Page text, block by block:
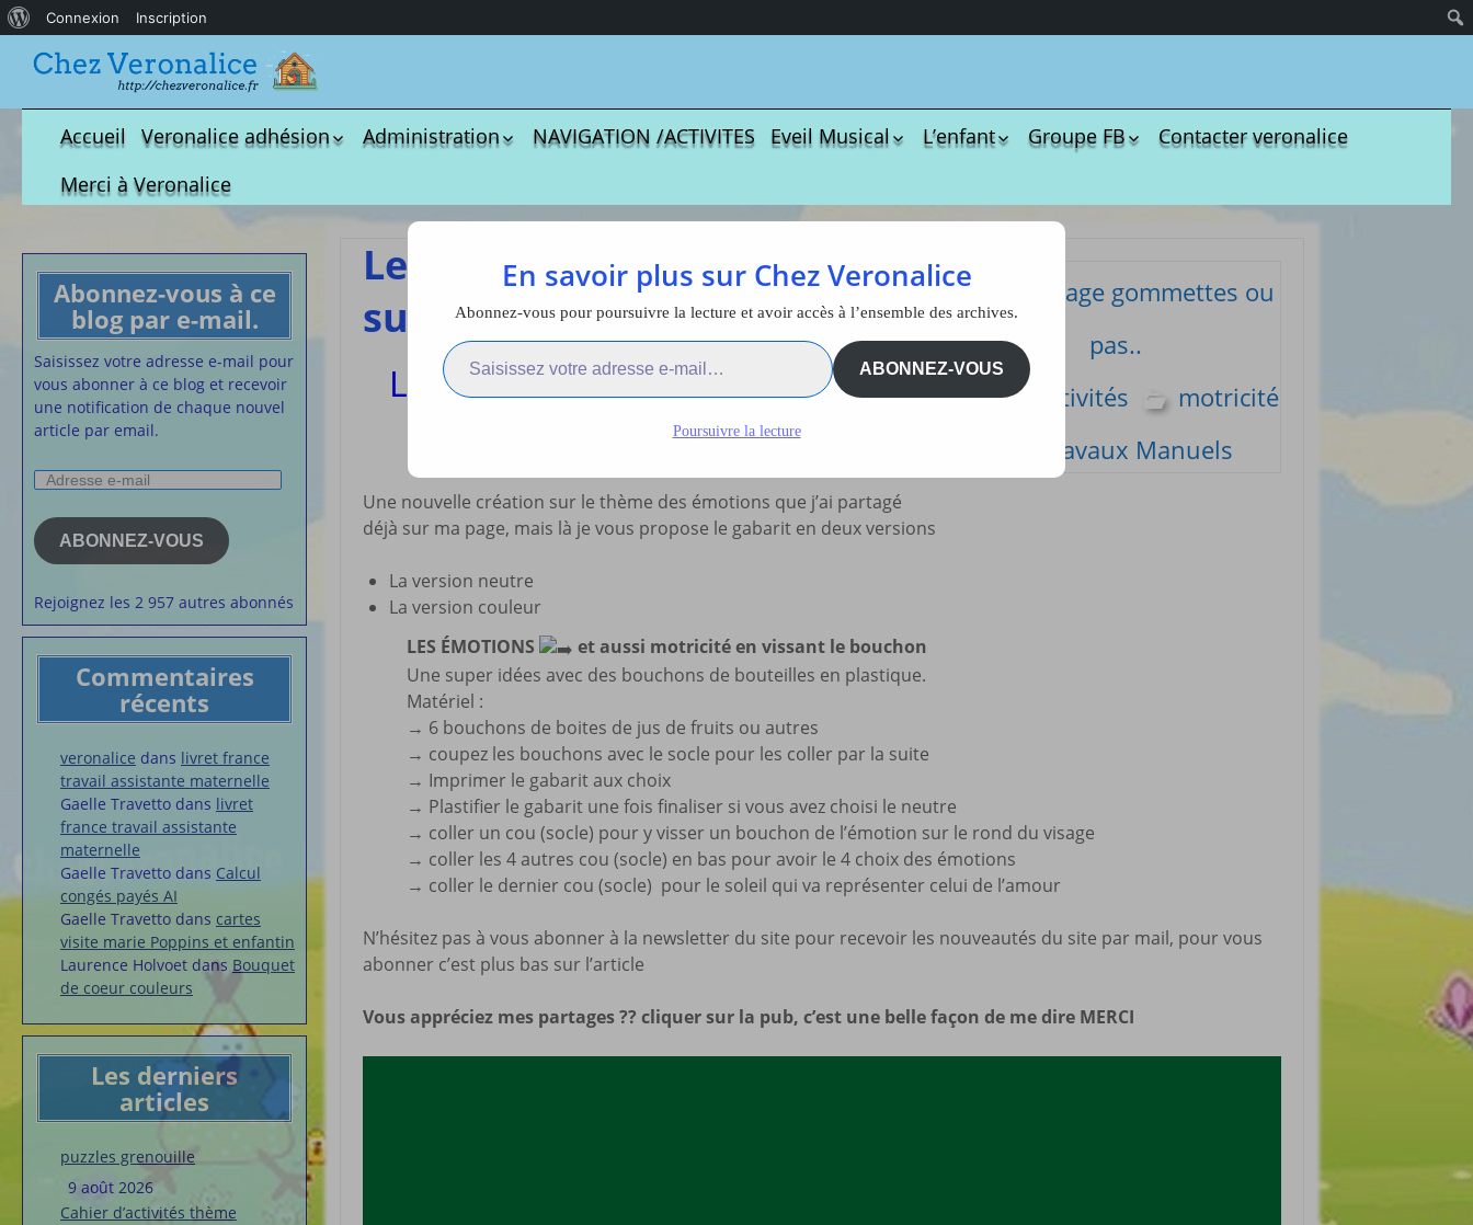
Accueil
Veronalice adhésion
Qui est-elle ?
Adhésion demandes
Administration
S.M.I.C et Cotisations
Affiches pour book
Convention
Lettres Types
Projet d’accueil
calendrier des
Vaccination
Affiches de menu de
la semaine
Membres du site
Articles chez
veronalice
NAVIGATION /ACTIVITES
Eveil Musical
Comptines à gestes
Tablatures Musiques
Tablatures Ukulélé
L’enfant
La Séparation
Le Sommeil
La Propreté
Accueil et
transmission
Documents Enfants à
Mes articles préférés
Groupe FB
Groupe de bricolage
Ukulélé Comptines
d’aménagement
pour les assmats
Pinterest chez
Contacter veronalice
Merci à Veronalice
Abonnez-vous à ce
blog par e-mail.
Saisissez votre adresse e-mail pour
vous abonner à ce blog et recevoir
une notification de chaque nouvel
article par email.
Adresse
mail
ABONNEZ-VOUS
Rejoignez les 2 957 autres abonnés
Commentaires
récents
veronalice dans livret france
travail assistante maternelle
Gaelle Travetto dans livret
france travail assistante
maternelle
Gaelle Travetto dans Calcul
congés payés AI
Gaelle Travetto dans cartes
visite marie Poppins et enfantin
Laurence Holvoet dans Bouquet
de coeur couleurs
Les derniers
articles
puzzles grenouille
9 août 2026
Cahier d’activités thème
Coloriage gommettes ou
pas..
Les activités
motricité
Travaux Manuels
Les émotions avec un visage
sur bouchons
Les émotions avec un visage de
bouchons
Une nouvelle création sur le thème des émotions que j’ai partagé
déjà sur ma page, mais là je vous propose le gabarit en deux versions
La version neutre
La version couleur
LES ÉMOTIONS
et aussi motricité en vissant le bouchon
Une super idées avec des bouchons de bouteilles en plastique.
Matériel :
→ 6 bouchons de boites de jus de fruits ou autres
→ coupez les bouchons avec le socle pour les coller par la suite
→ Imprimer le gabarit aux choix
→ Plastifier le gabarit une fois finaliser si vous avez choisi le neutre
→ coller un cou (socle) pour y visser un bouchon de l’émotion sur le rond du visage
→ coller les 4 autres cou (socle) en bas pour avoir le 4 choix des émotions
→ coller le dernier cou (socle) pour le soleil qui va représenter celui de l’amour
N’hésitez pas à vous abonner à la newsletter du site pour recevoir les nouveautés du site par mail, pour vous
abonner c’est plus bas sur l’article
Vous appréciez mes partages ?? cliquer sur la pub, c’est une belle façon de me dire MERCI
En savoir plus sur Chez Veronalice
Abonnez-vous pour poursuivre la lecture et avoir accès à l’ensemble des archives.
Saisissez votre adresse e-mail…
ABONNEZ-VOUS
Poursuivre la lecture
propos
Connexion Inscription